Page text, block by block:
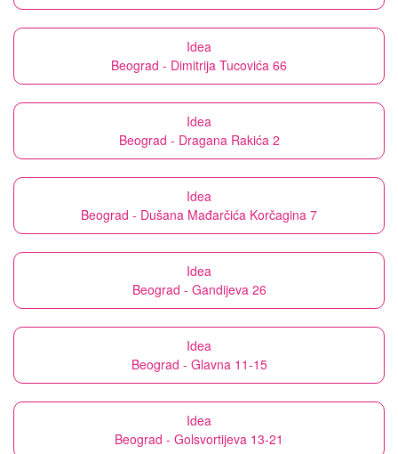
Idea
Beograd - Dimitrija Tucovića 66
Idea
Beograd - Dragana Rakića 2
Idea
Beograd - Dušana Mađarčića Korčagina 7
Idea
Beograd - Gandijeva 26
Idea
Beograd - Glavna 11-15
Idea
Beograd - Golsvortijeva 13-21